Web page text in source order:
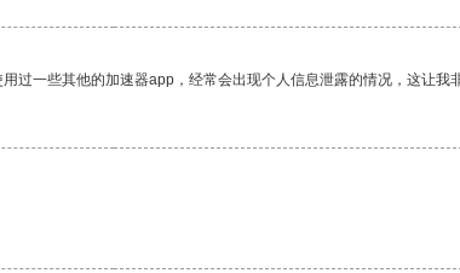
一些其他的加速器app，经常会出现个人信息泄露的情况，这让我